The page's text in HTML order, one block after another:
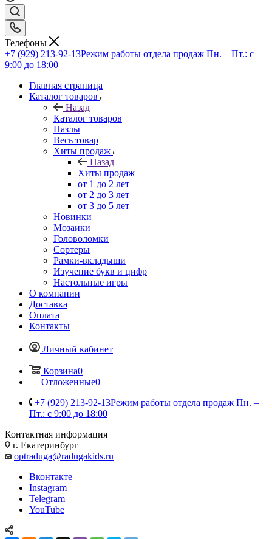
Телефоны
+7 (929) 213-92-13Режим работы отдела продаж Пн. – Пт.: с
9:00 до 18:00
Главная страница
Каталог товаров
Назад
Каталог товаров
Пазлы
Весь товар
Хиты продаж
Назад
Хиты продаж
от 1 до 2 лет
от 2 до 3 лет
от 3 до 5 лет
Новинки
Мозаики
Головоломки
Сортеры
Рамки-вкладыши
Изучение букв и цифр
Настольные игры
О компании
Доставка
Оплата
Контакты
Личный кабинет
Корзина0
Отложенные0
+7 (929) 213-92-13Режим работы отдела продаж Пн. –
Пт.: с 9:00 до 18:00
Контактная информация
г. Екатеринбург
optraduga@radugakids.ru
Вконтакте
Instagram
Telegram
YouTube